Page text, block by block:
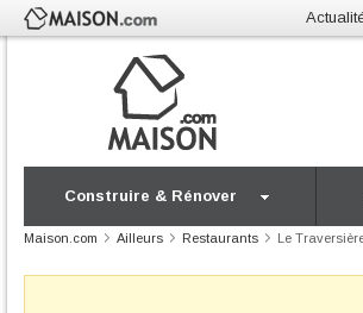
Construire & Rénover
Maison.com Ailleurs Restaurants Le